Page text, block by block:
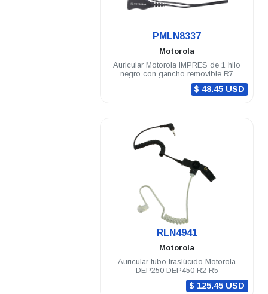
PMLN8337
Motorola
Auricular Motorola IMPRES de 1 hilo
negro con gancho removible R7
$ 48.45 USD
RLN4941
Motorola
Auricular tubo traslúcido Motorola
DEP250 DEP450 R2 R5
$ 125.45 USD